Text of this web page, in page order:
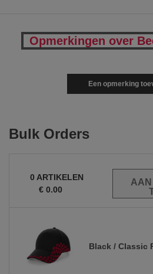
Opmerkingen over
Een opmerking
Bulk Orders
0 ARTIKELEN
€ 0.00
Black / Classic